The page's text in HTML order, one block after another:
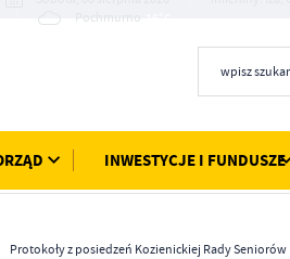
Pochmurno
INWESTYCJE I FUNDUSZE
Protokoły z posiedzeń Kozienickiej Rady Seniorów